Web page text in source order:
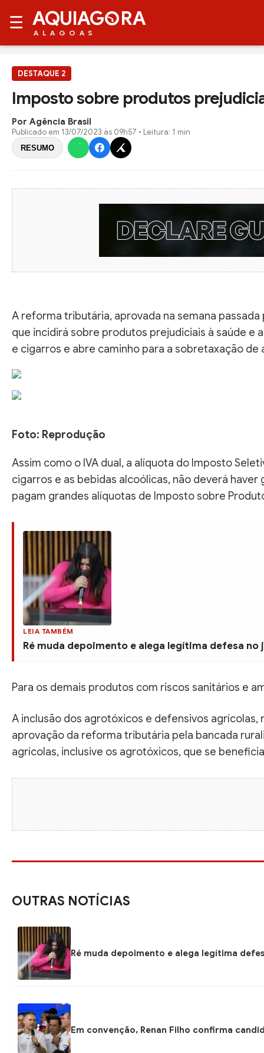
☰ AQUIAG RA
ALAGOAS
DESTAQUE 2
Imposto sobre produtos
Por Agência Brasil
Publicado em 13/07/2023 às 09h57 • Leitura: 1 min
RESUMO
A reforma tributária, aprovada na semana
que incidirá sobre produtos prejudiciais à saúde e
e cigarros e abre caminho para a sobretaxação
Foto: Reprodução
Assim como o IVA dual, a alíquota do Imposto
cigarros e as bebidas alcoólicas, não deverá
pagam grandes alíquotas de Imposto sobre
LEIA TAMBÉM
Ré muda depoimento e alega legítima defesa
Para os demais produtos com riscos sanitários e
A inclusão dos agrotóxicos e defensivos
aprovação da reforma tributária pela bancada
agrícolas, inclusive os agrotóxicos, que se
OUTRAS NOTÍCIAS
Ré muda depoimento e alega legítima
Em convenção, Renan Filho confirma